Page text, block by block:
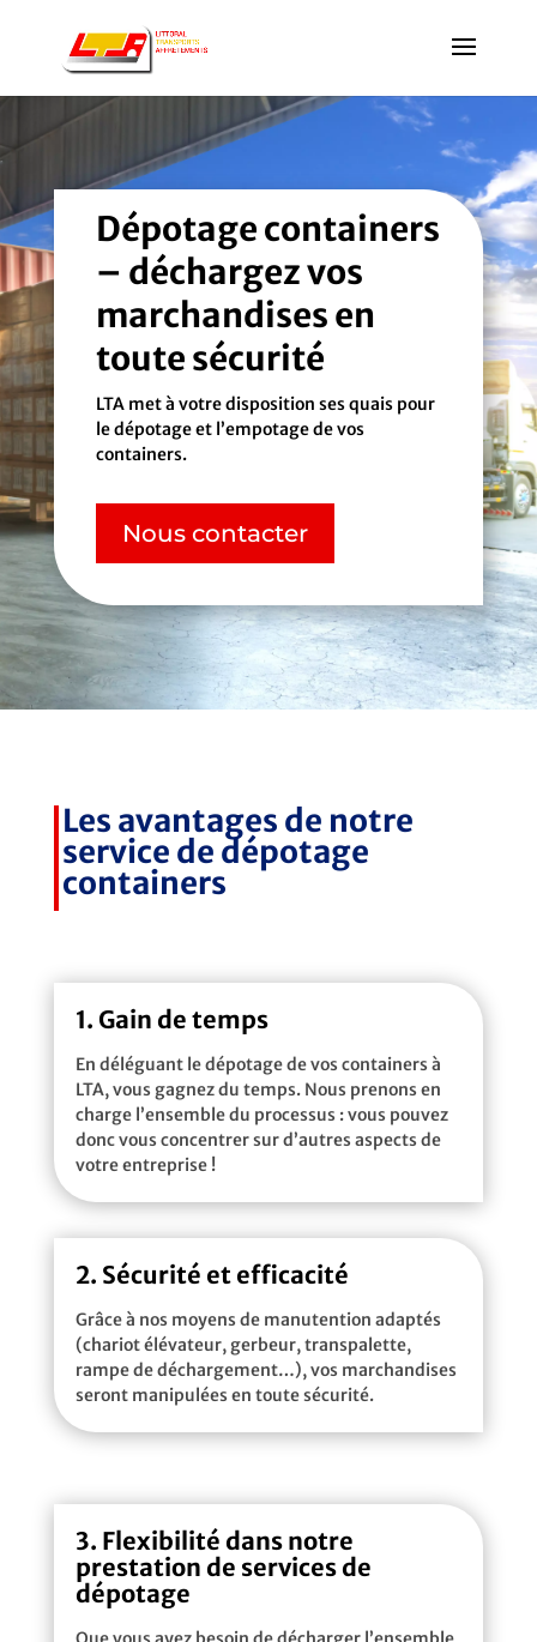
Dépotage containers
– déchargez vos
marchandises en
toute sécurité
LTA met à votre disposition ses quais pour
le dépotage et l’empotage de vos
containers.
Nous contacter
Les avantages de notre
service de dépotage
containers
1. Gain de temps
En déléguant le dépotage de vos containers à
LTA, vous gagnez du temps. Nous prenons en
charge l’ensemble du processus : vous pouvez
donc vous concentrer sur d’autres aspects de
votre entreprise !
2. Sécurité et efficacité
Grâce à nos moyens de manutention adaptés
(chariot élévateur, gerbeur, transpalette,
rampe de déchargement…), vos marchandises
seront manipulées en toute sécurité.
3. Flexibilité dans notre
prestation de services de
dépotage